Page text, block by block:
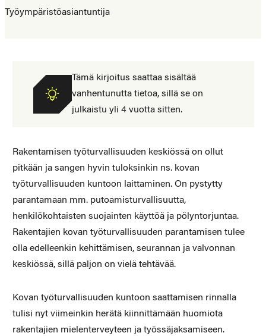
Työympäristöasiantuntija
Tämä kirjoitus saattaa sisältää
vanhentunutta tietoa, sillä se on
julkaistu yli 4 vuotta sitten.
Rakentamisen työturvallisuuden keskiössä on ollut
pitkään ja sangen hyvin tuloksinkin ns. kovan
työturvallisuuden kuntoon laittaminen. On pystytty
parantamaan mm. putoamisturvallisuutta,
henkilökohtaisten suojainten käyttöä ja pölyntorjuntaa.
Rakentajien kovan työturvallisuuden parantamisen tulee
olla edelleenkin kehittämisen, seurannan ja valvonnan
keskiössä, sillä paljon on vielä tehtävää.
Kovan työturvallisuuden kuntoon saattamisen rinnalla
tulisi nyt viimeinkin herätä kiinnittämään huomiota
rakentajien mielenterveyteen ja työssäjaksamiseen.